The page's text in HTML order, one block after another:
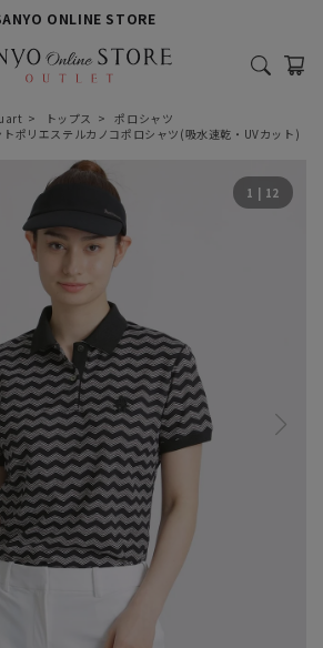
ONLINE STORE
トップス
ポロシャツ
トポリエステルカノコポロシャツ(吸水速乾・UVカット)
1 | 12